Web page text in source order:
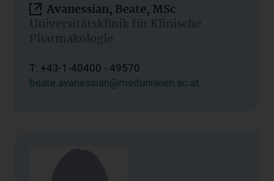
Avanessian, Beate, MSc
Universitätsklinik für Klinische
Pharmakologie
T: +43-1-40400 - 49570
beate.avanessian@meduniwien.ac.at